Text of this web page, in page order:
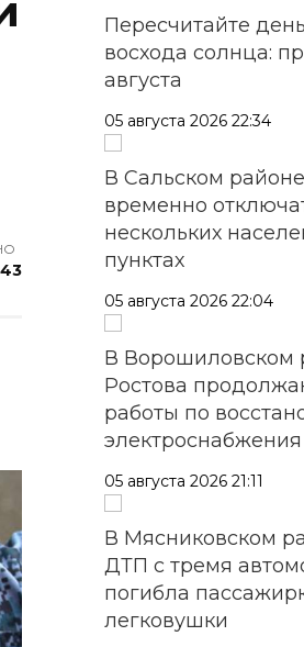
Пересчитайте
восхода солнца:
августа
05 августа 2026 22:34
В Сальском
временно
нескольких
пунктах
05 августа 2026 22:04
В Ворошиловском
Ростова
работы по
электроснабжения
05 августа 2026 21:11
В Мясниковском
ДТП с тремя
погибла
легковушки